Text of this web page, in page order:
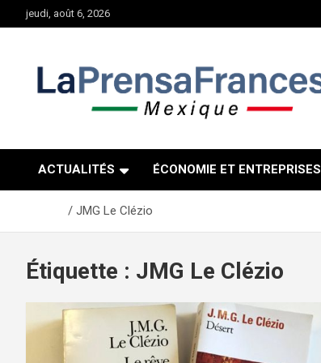
au
jeudi, août 6, 2026
ACTUALITÉS ÉCONOMIE ET ENTREPRISES
JMG Le Clézio
Étiquette : JMG Le Clézio